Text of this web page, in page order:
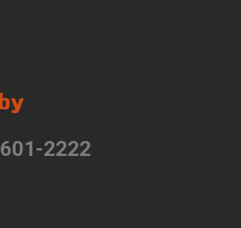
2222